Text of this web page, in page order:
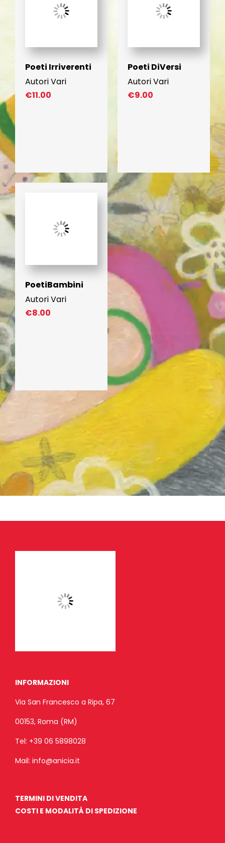
Poeti Irriverenti
Autori Vari
€11.00
Poeti DiVersi
Autori Vari
€9.00
PoetiBambini
Autori Vari
€8.00
INFORMAZIONI
Via San Francesco a Ripa, 67
00153, Roma (RM)
Tel: +39 06 5898028
Mail: info@anicia.it
TERMINI DI VENDITA
COSTI E MODALITÀ DI SPEDIZIONE